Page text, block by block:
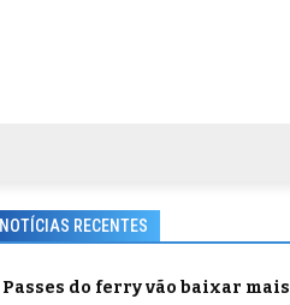
NOTÍCIAS RECENTES
Passes do ferry vão baixar mais